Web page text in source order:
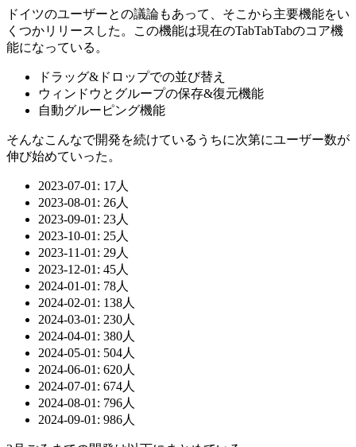
ドイツのユーザーとの議論もあって、そこから主要機能をい
くつかリリースした。この機能は現在のTabTabTabのコア機
能になっている。
ドラッグ&ドロップでの並び替え
ウィンドウとグループの保存&復元機能
自動グルーピング機能
そんなこんなで開発を続けているうちに次第にユーザー数が
伸び始めていった。
2023-07-01: 17人
2023-08-01: 26人
2023-09-01: 23人
2023-10-01: 25人
2023-11-01: 29人
2023-12-01: 45人
2024-01-01: 78人
2024-02-01: 138人
2024-03-01: 230人
2024-04-01: 380人
2024-05-01: 504人
2024-06-01: 620人
2024-07-01: 674人
2024-08-01: 796人
2024-09-01: 986人